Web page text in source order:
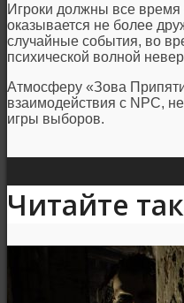
Игроки должны все время
оказывается не более
случайные события, во
психической волной
Атмосферу «Зова
взаимодействия с NPC,
игры выборов.
Читайте